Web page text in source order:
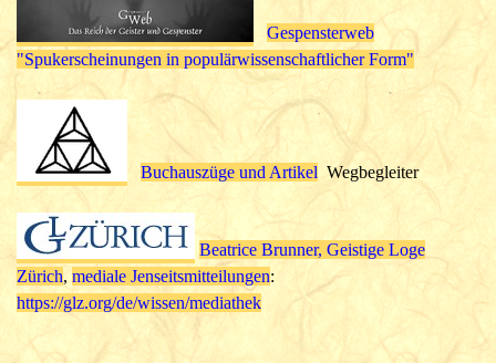
Gespensterweb
"Spukerscheinungen in populärwissenschaftlicher Form"
Buchauszüge und Artikel Wegbegleiter
Beatrice Brunner, Geistige Loge
Zürich, mediale Jenseitsmitteilungen:
https://glz.org/de/wissen/mediathek